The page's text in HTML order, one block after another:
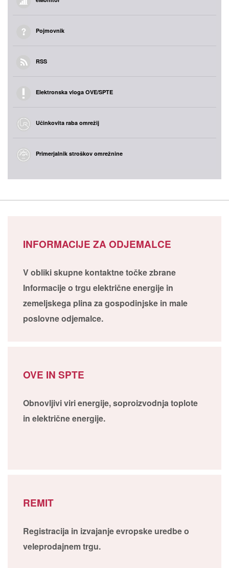
Pojmovnik
RSS
Elektronska vloga OVE/SPTE
Učinkovita raba omrežij
Primerjalnik stroškov omrežnine
INFORMACIJE ZA ODJEMALCE
V obliki skupne kontaktne točke zbrane
Informacije o trgu električne energije in
zemeljskega plina za gospodinjske in male
poslovne odjemalce.
OVE IN SPTE
Obnovljivi viri energije, soproizvodnja toplote
in električne energije.
REMIT
Registracija in izvajanje evropske uredbe o
veleprodajnem trgu.